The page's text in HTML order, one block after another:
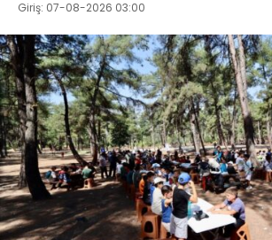
Giriş: 07-08-2026 03:00